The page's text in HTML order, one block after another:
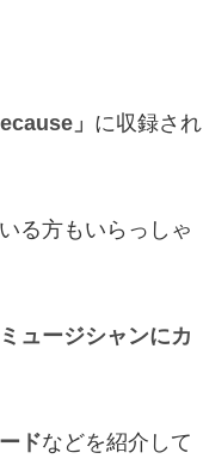
」 に収録され
る方もいらっしゃ
ュージシャンにカ
ドなどを紹介して